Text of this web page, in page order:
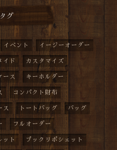
タグ
イベント イージーオーダー
イド カスタマイズ
ース キーホルダー
コンパクト財布
ス トートバッグ バッグ
フルオーダー
ット プックリポシェット